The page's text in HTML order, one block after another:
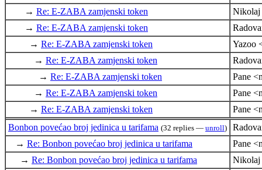
→ Re: E-ZABA zamjenski token
Nikolaj
→ Re: E-ZABA zamjenski token
→ Re: E-ZABA zamjenski token
Yazoo
→ Re: E-ZABA zamjenski token
→ Re: E-ZABA zamjenski token
Pane
→ Re: E-ZABA zamjenski token
Pane
→ Re: E-ZABA zamjenski token
Pane
Bonbon povećao broj jedinica u tarifama (32 replies — unroll)
→ Re: Bonbon povećao broj jedinica u tarifama
Pane
→ Re: Bonbon povećao broj jedinica u tarifama
Nikolaj